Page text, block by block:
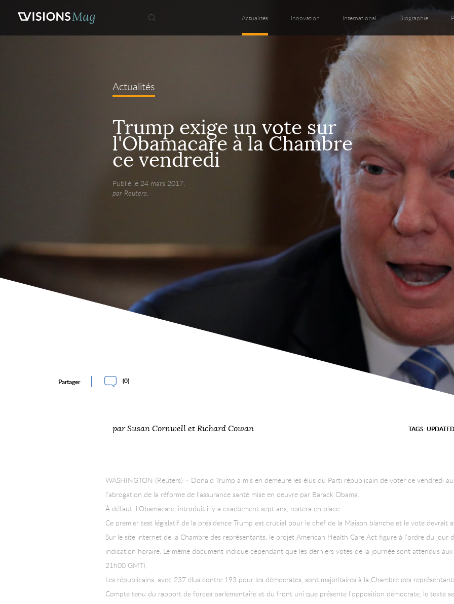
Actualités Innovation International Biographie
Actualités
Trump exige un vote sur
l'Obamacare à la Chambre
ce vendredi
Publié le 24 mars 2017,
par Reuters.
Partager (0)
par Susan Cornwell et Richard Cowan TAGS:
WASHINGTON (Reuters) – Donald Trump a mis en demeure les élus du Parti républicain de voter ce vendredi
l’abrogation de la réforme de l’assurance santé mise en oeuvre par Barack Obama.
À défaut, l’Obamacare, introduit il y a exactement sept ans, restera en place.
Ce premier test législatif de la présidence Trump est crucial pour le chef de la Maison blanche et le vote devrait
Sur le site internet de la Chambre des représentants, le projet American Health Care Act figure à l’ordre du jour
indication horaire. Le même document indique cependant que les derniers votes de la journée sont attendus
21h00 GMT).
Les républicains, avec 237 élus contre 193 pour les démocrates, sont majoritaires à la Chambre des
Compte tenu du rapport de forces parlementaire et du front uni que présente l’opposition démocrate, le texte